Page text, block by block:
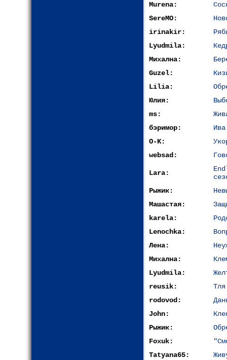
Murena:
SereMO:
irinakir:
Lyudmila:
Михална:
Guzel:
Lilia:
Юлия:
ms:
бэримор:
O-K:
websad:
Lara:
Рыжик:
Машастая:
karela:
Lenochka:
Лена:
Михална:
Lyudmila:
reusik:
rodovod:
John:
Рыжик:
Foxuk:
Tatyana65: